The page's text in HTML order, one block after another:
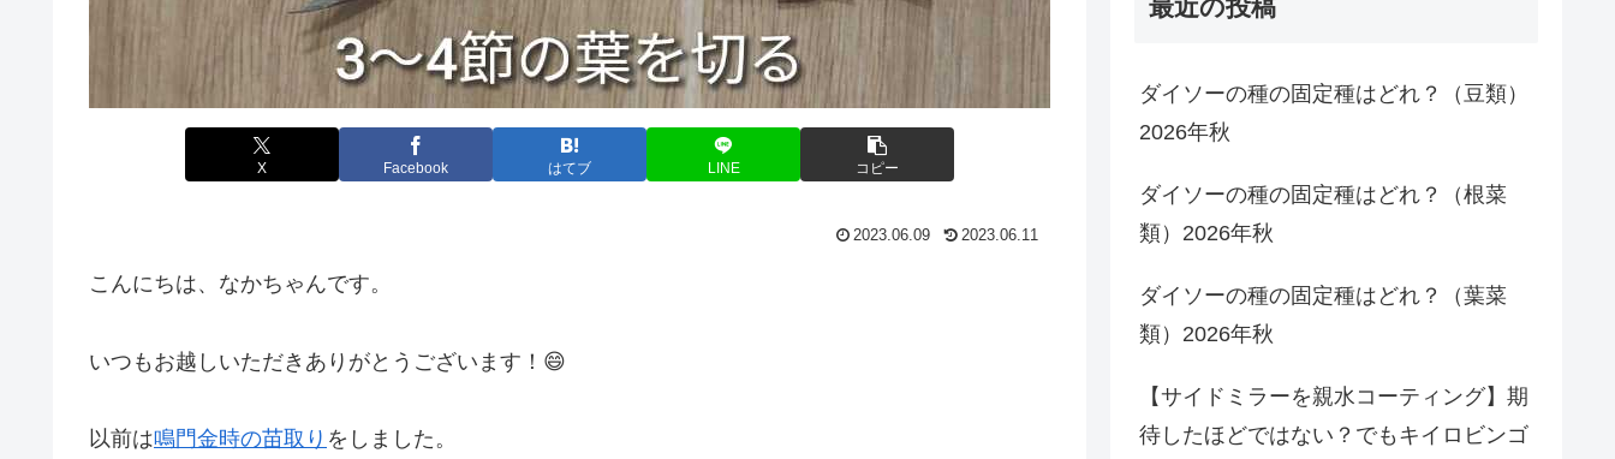
X Facebook はてブ LINE コピー
2023.06.09 2023.06.11
こんにちは、なかちゃんです。
いつもお越しいただきありがとうございます！😄
以前は鳴門金時の苗取り をしました。
最近の投稿
ダイソーの種の固定種はどれ？（豆類）
2026年秋
ダイソーの種の固定種はどれ？（根菜
類）2026年秋
ダイソーの種の固定種はどれ？（葉菜
類）2026年秋
【サイドミラーを親水コーティング】期
待したほどではない？でもキイロビンゴ